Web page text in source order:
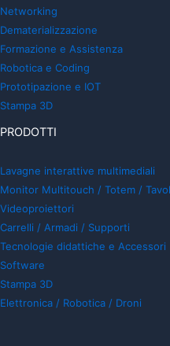
Networking
Dematerializzazione
Formazione e Assistenza
Robotica e Coding
Prototipazione e IOT
Stampa 3D
PRODOTTI
Lavagne interattive multimediali
Monitor Multitouch / Totem /
Videoproiettori
Carrelli / Armadi / Supporti
Tecnologie didattiche e Accessori
Software
Stampa 3D
Elettronica / Robotica / Droni